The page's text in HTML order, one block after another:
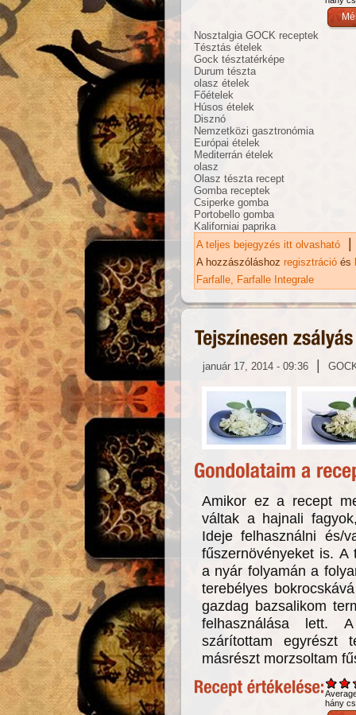
Nosztalgia GOCK receptek
Tésztás ételek
Gock tésztatérképe
Durum tészta
olasz ételek
Főételek
Húsos ételek
Disznó
Nemzetközi gasztronómia
Európai ételek
Mediterrán ételek
olasz
Olasz tészta recept
Gomba receptek
Csiperke gomba
Portobello gomba
Kaliforniai paprika
A teljes bejegyzés itt olvasható
|
A hozzászóláshoz regisztráció és
Farfalle
Farfalle Integrale
január 17, 2014 - 09:36 |
Amikor ez a recept
váltak a hajnali
Ideje felhasználni és/
fűszernövényeket is.
a nyár folyamán a
terebélyes
gazdag bazsalikom
felhasználása lett.
szárítottam egyrészt
másrészt morzsoltam
hány